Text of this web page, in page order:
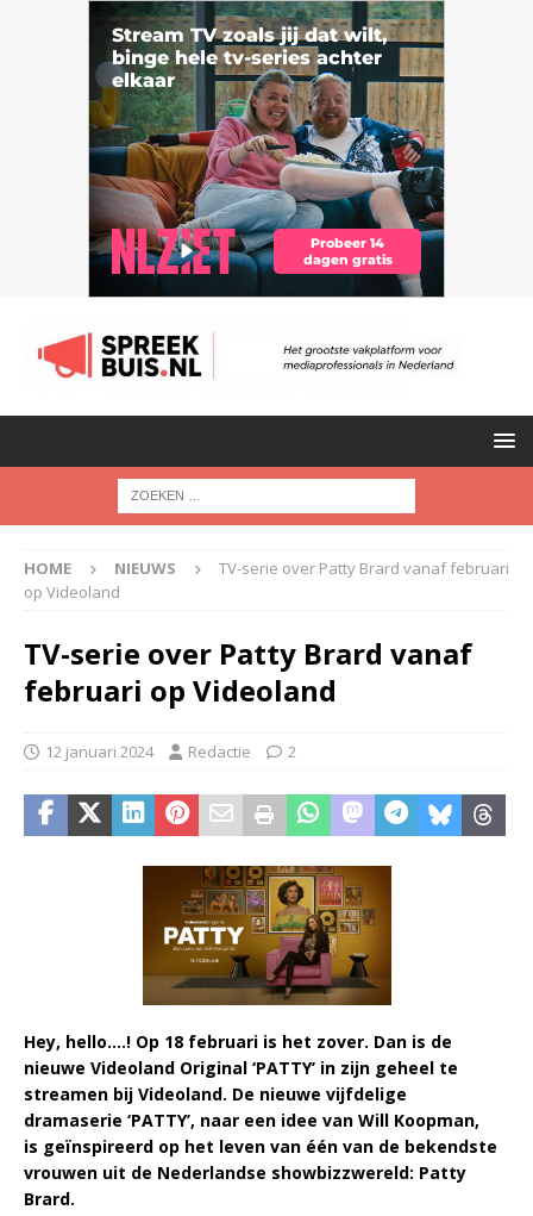
HOME NIEUWS
TV-serie over Patty Brard vanaf februari
op Videoland
TV-serie over Patty Brard vanaf
februari op Videoland
12 januari 2024 Redactie 2
Hey, hello….! Op 18 februari is het zover. Dan is de
nieuwe Videoland Original ‘PATTY’ in zijn geheel te
streamen bij Videoland. De nieuwe vijfdelige
dramaserie ‘PATTY’, naar een idee van Will Koopman,
is geïnspireerd op het leven van één van de bekendste
vrouwen uit de Nederlandse showbizzwereld: Patty
Brard.